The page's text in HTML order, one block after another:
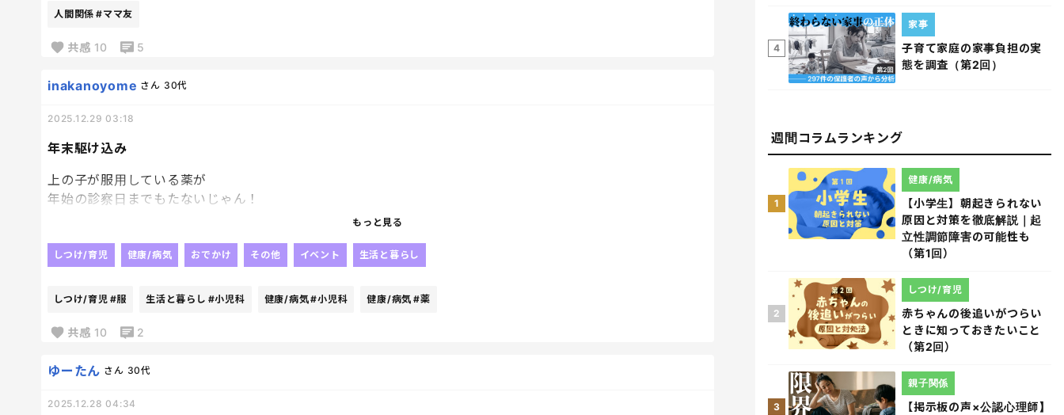
評価なんていらないから、ただこの負担を分担して欲しい。
「ありがとう」はもういらないから「じゃあ、手伝うね」「今日は休んでね」「これは俺がやるね」が欲し
もう疲れた。
発散するぞーー
人間関係 #ママ友
共感 10 5
年末駆け込み
inakanoyome さん 30代
2025.12.29 03:18
上の子が服用している薬が
年始の診察日までもたないじゃん！
どんだけぇーーーーーー☝️
もっと早く数えとくんだった……
だまーーーって本読んでる。
もっと見る
しつけ/育児 健康/病気 おでかけ その他 イベント 生活と暮らし
しつけ/育児 #服 生活と暮らし #小児科 健康/病気#小児科 健康/病気 #薬
共感 10 2
ゆーたん さん 30代
2025.12.28 04:34
4
子育て家庭の家事負担の実
態を調査（第2回）
家事
週間コラムランキング
1
【小学生】朝起きられない
原因と対策を徹底解説｜起
立性調節障害の可能性も
（第1回）
健康/病気
2
赤ちゃんの後追いがつらい
ときに知っておきたいこと
（第2回）
しつけ/育児
3
【掲示板の声×公認心理師】
親子関係